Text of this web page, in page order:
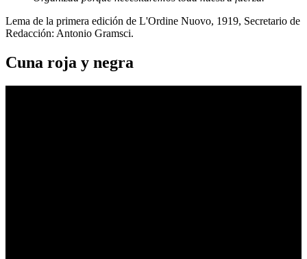
Lema de la primera edición de L'Ordine Nuovo, 1919, Secretario de
Redacción: Antonio Gramsci.
Cuna roja y negra